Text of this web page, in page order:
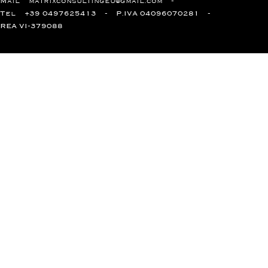
Tel +39 0497625413 P.IVA 04096070281
REA VI-379088